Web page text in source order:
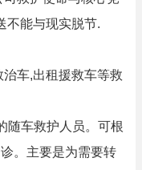
不能与现实脱节.
车,出租援救车等救
随车救护人员。可根
。主要是为需要转